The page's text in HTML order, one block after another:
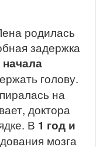
родилась
задержка
голову.
на
доктора
В 1 год и
мозга